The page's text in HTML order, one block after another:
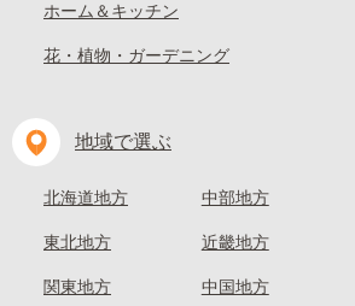
ホーム＆キッチン
花・植物・ガーデニング
地域で選ぶ
北海道地方
東北地方
関東地方
中部地方
近畿地方
中国地方